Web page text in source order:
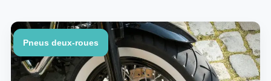
Pneus deux-roues